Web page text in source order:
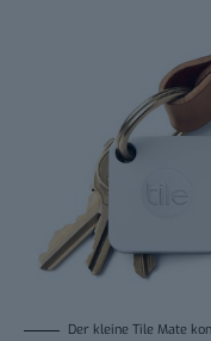
Der kleine Tile Mate